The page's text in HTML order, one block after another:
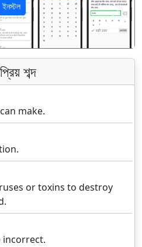
ইনস্টল
अगला
শব্দ
make.
or toxins to destroy
incorrect.